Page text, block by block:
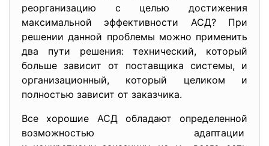
реорганизацию с целью достижения
максимальной эффективности АСД? При
решении данной проблемы можно применить
два пути решения: технический, который
больше зависит от поставщика системы, и
организационный, который целиком и
полностью зависит от заказчика.
Все хорошие АСД обладают определенной
возможностью адаптации